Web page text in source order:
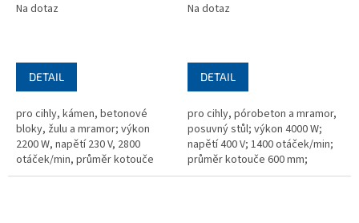
Na dotaz
DETAIL
pro cihly, kámen, betonové
bloky, žulu a mramor; výkon
2200 W, napětí 230 V, 2800
otáček/min, průměr kotouče
350 mm, upínací otvor 25,4 mm,
Na dotaz
DETAIL
pro cihly, pórobeton a mramor,
posuvný stůl; výkon 4000 W;
napětí 400 V; 1400 otáček/min;
průměr kotouče 600 mm;
upínací otvor 25,4 mm;